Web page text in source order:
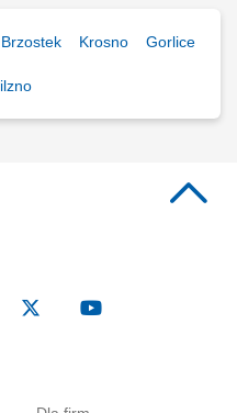
Brzostek Krosno Gorlice